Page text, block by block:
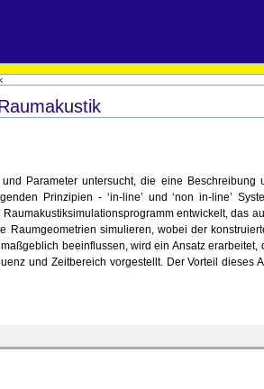
Parameter untersucht, die eine Beschreibung
Prinzipien - ‘in-line’ und ‘non in-line’
entwickelt, das
simulieren, wobei der
beeinflussen, wird ein Ansatz
und Zeitbereich vorgestellt. Der Vorteil dieses